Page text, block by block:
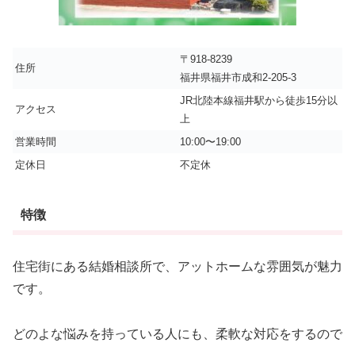
住所
〒918-8239
福井県福井市成和2-205-3
アクセス
JR北陸本線福井駅から徒歩15分以
上
営業時間
10:00〜19:00
定休日
不定休
特徴
住宅街にある結婚相談所で、アットホームな雰囲気が魅力
です。
どのよな悩みを持っている人にも、柔軟な対応をするので